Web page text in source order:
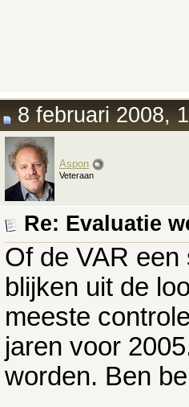
8 februari 2008,
Aspon
Veteraan
Re: Evaluatie
Of de VAR
blijken uit de
meeste
jaren voor
worden. Ben